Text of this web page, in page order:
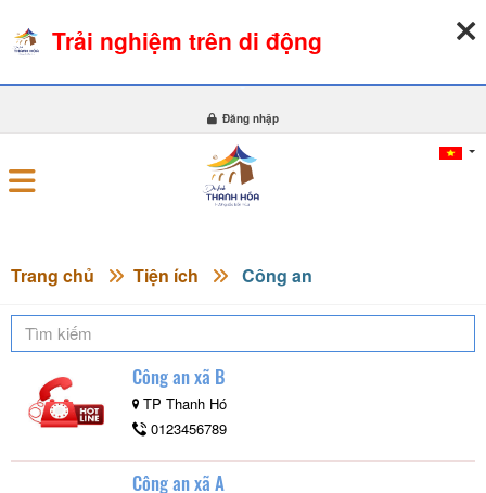
09-08-2026, 06:57:37 THỜI TIẾT TỶ GIÁ NGOẠI TỆ
Đăng nhập
Trang chủ Tiện ích Công an
Công an xã B
TP Thanh Hó
0123456789
Công an xã A
Trải nghiệm trên di động